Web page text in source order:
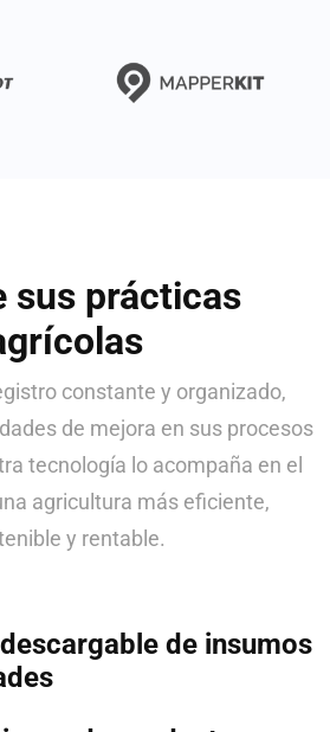
sus prácticas
constante y organizado,
de mejora en sus procesos
tecnología lo acompaña en el
agricultura más eficiente,
y rentable.
de insumos